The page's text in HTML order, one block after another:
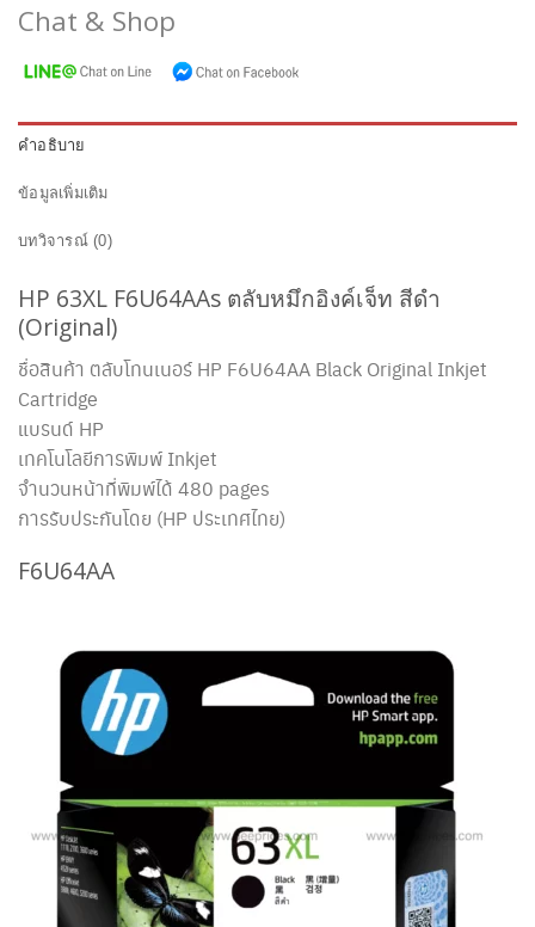
Chat & Shop
คำอธิบาย
ข้อมูลเพิ่มเติม
บทวิจารณ์ (0)
HP 63XL F6U64AAs ตลับหมึกอิงค์เจ็ท สีดำ
(Original)
ชื่อสินค้า ตลับโทนเนอร์ HP F6U64AA Black Original Inkjet
Cartridge
แบรนด์ HP
เทคโนโลยีการพิมพ์ Inkjet
จำนวนหน้าที่พิมพ์ได้ 480 pages
การรับประกันโดย (HP ประเทศไทย)
F6U64AA